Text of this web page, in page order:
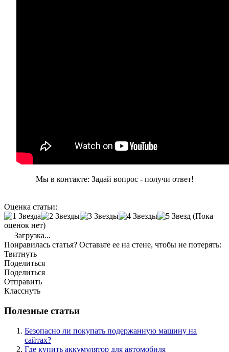
Мы в контакте: Задай вопрос - получи ответ!
Оценка статьи:
(Пока
оценок нет)
Загрузка...
Понравилась статья? Оставьте ее на стене, чтобы не потерять:
Твитнуть
Поделиться
Поделиться
Отправить
Класснуть
Полезные статьи
Безопасно ли покупать подержанную машину на
сайтах?
Где купить аккумулятор для автомобиля